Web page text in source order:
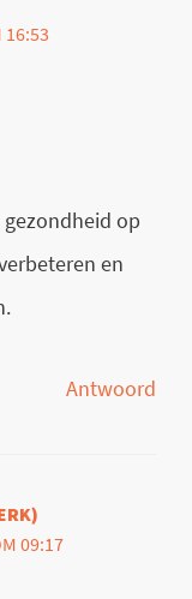
16:53
op
en
Antwoord
09:17